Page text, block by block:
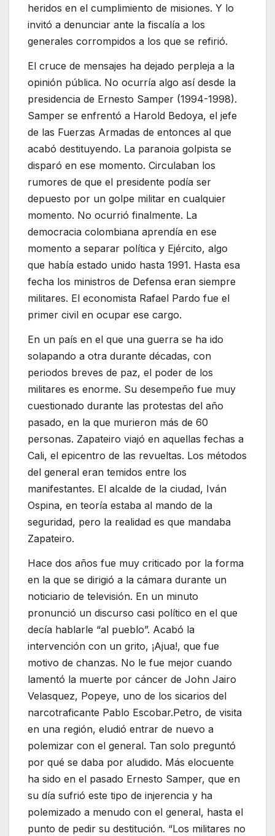
heridos en el cumplimiento de misiones. Y lo
invitó a denunciar ante la fiscalía a los
generales corrompidos a los que se refirió.
El cruce de mensajes ha dejado perpleja a la
opinión pública. No ocurría algo así desde la
presidencia de Ernesto Samper (1994-1998).
Samper se enfrentó a Harold Bedoya, el jefe
de las Fuerzas Armadas de entonces al que
acabó destituyendo. La paranoia golpista se
disparó en ese momento. Circulaban los
rumores de que el presidente podía ser
depuesto por un golpe militar en cualquier
momento. No ocurrió finalmente. La
democracia colombiana aprendía en ese
momento a separar política y Ejército, algo
que había estado unido hasta 1991. Hasta esa
fecha los ministros de Defensa eran siempre
militares. El economista Rafael Pardo fue el
primer civil en ocupar ese cargo.
En un país en el que una guerra se ha ido
solapando a otra durante décadas, con
periodos breves de paz, el poder de los
militares es enorme. Su desempeño fue muy
cuestionado durante las protestas del año
pasado, en la que murieron más de 60
personas. Zapateiro viajó en aquellas fechas a
Cali, el epicentro de las revueltas. Los métodos
del general eran temidos entre los
manifestantes. El alcalde de la ciudad, Iván
Ospina, en teoría estaba al mando de la
seguridad, pero la realidad es que mandaba
Zapateiro.
Hace dos años fue muy criticado por la forma
en la que se dirigió a la cámara durante un
noticiario de televisión. En un minuto
pronunció un discurso casi político en el que
decía hablarle “al pueblo”. Acabó la
intervención con un grito, ¡Ajua!, que fue
motivo de chanzas. No le fue mejor cuando
lamentó la muerte por cáncer de John Jairo
Velasquez, Popeye, uno de los sicarios del
narcotraficante Pablo Escobar.Petro, de visita
en una región, eludió entrar de nuevo a
polemizar con el general. Tan solo preguntó
por qué se daba por aludido. Más elocuente
ha sido en el pasado Ernesto Samper, que en
su día sufrió este tipo de injerencia y ha
polemizado a menudo con el general, hasta el
punto de pedir su destitución. “Los militares no